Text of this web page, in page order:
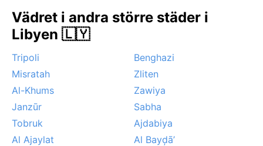
Vädret i andra större städer i
Libyen 🇱🇾
Tripoli
Benghazi
Misratah
Zliten
Al-Khums
Zawiya
Janzūr
Sabha
Tobruk
Ajdabiya
Al Ajaylat
Al Bayḑā’